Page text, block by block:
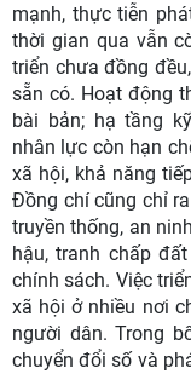
mạnh, thực tiễn
thời gian qua vẫn
triển chưa đồng
sẵn có. Hoạt động
bài bản; hạ tầng
nhân lực còn hạn
xã hội, khả năng
Đồng chí cũng chỉ
truyền thống, an
hậu, tranh chấp
chính sách. Việc
xã hội ở nhiều nơi
người dân. Trong
chuyển đổi số và